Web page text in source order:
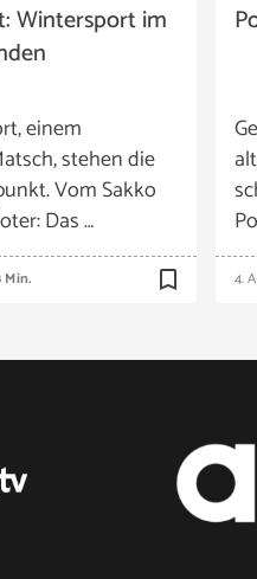
Wintersport im
einem
stehen die
Vom Sakko
Das …
Min. bookmark_border 4.